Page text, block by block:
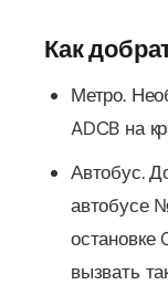
Как
Метро.
ADCB на
Автобус.
автобусе
остановке
вызвать